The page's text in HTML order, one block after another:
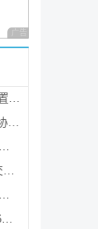
广告 商业广告，理性